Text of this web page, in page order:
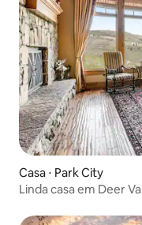
Casa ⋅ Park City
Linda casa em Deer